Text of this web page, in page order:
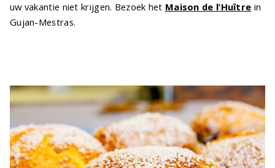
uw vakantie niet krijgen. Bezoek het Maison de l’Huître in
Gujan-Mestras.